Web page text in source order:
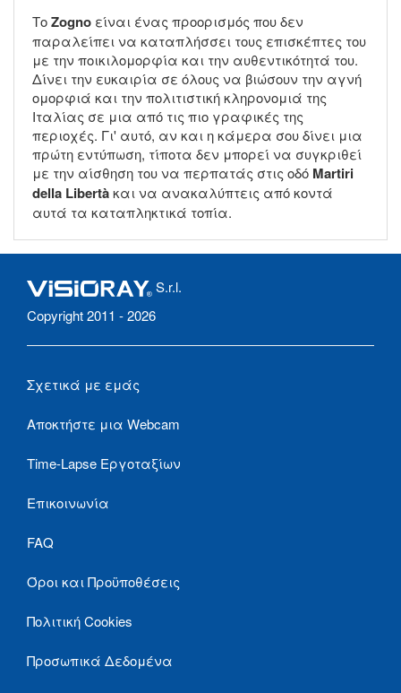
ΤοZogno είναι ένας προορισμός που δεν
παραλείπει να καταπλήσσει τους επισκέπτες του
με την ποικιλομορφία και την αυθεντικότητά του.
Δίνει την ευκαιρία σε όλους να βιώσουν την αγνή
ομορφιά και την πολιτιστική κληρονομιά της
Ιταλίας σε μια από τις πιο γραφικές της
περιοχές. Γι' αυτό, αν και η κάμερα σου δίνει μια
πρώτη εντύπωση, τίποτα δεν μπορεί να συγκριθεί
με την αίσθηση του να περπατάς στις οδό Martiri
della Libertàκαι να ανακαλύπτεις από κοντά
αυτά τα καταπληκτικά τοπία.
S.r.l.
Copyright 2011 - 2026
Σχετικά με εμάς
Αποκτήστε μια Webcam
Time-Lapse Εργοταξίων
Επικοινωνία
FAQ
Όροι και Προϋποθέσεις
Πολιτική Cookies
Προσωπικά Δεδομένα